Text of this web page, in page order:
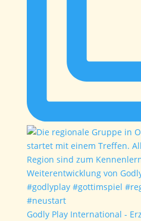
Godly Play International -